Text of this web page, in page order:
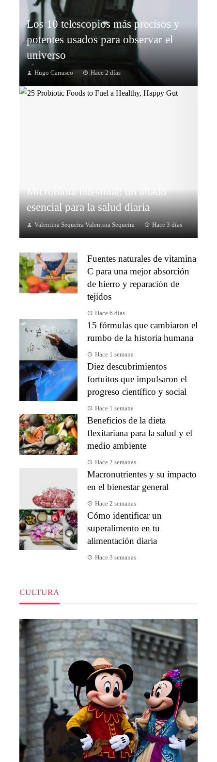
Los 10 telescopios más precisos y
potentes usados para observar el
universo
Hugo Carrasco Hace 2 días
Microbiota intestinal: un aliado
esencial para la salud diaria
Valentina Sequeira Valentina Sequeira Hace 3 días
Fuentes naturales de vitamina
C para una mejor absorción
de hierro y reparación de
tejidos
Hace 6 días
15 fórmulas que cambiaron el
rumbo de la historia humana
Hace 1 semana
Diez descubrimientos
fortuitos que impulsaron el
progreso científico y social
Hace 1 semana
Beneficios de la dieta
flexitariana para la salud y el
medio ambiente
Hace 2 semanas
Macronutrientes y su impacto
en el bienestar general
Hace 2 semanas
Cómo identificar un
superalimento en tu
alimentación diaria
Hace 3 semanas
CULTURA